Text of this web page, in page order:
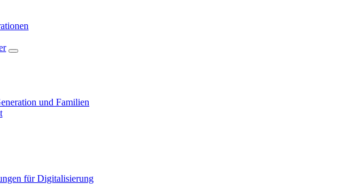
Untermenü
und Familien
schließen
für Digitalisierung